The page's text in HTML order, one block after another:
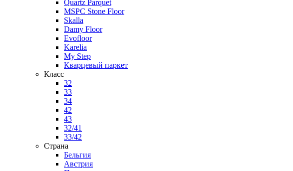
Quartz Parquet
MSPC Stone Floor
Skalla
Damy Floor
Evofloor
Karelia
My Step
Кварцевый паркет
Класс
32
33
34
42
43
32/41
33/42
Страна
Бельгия
Австрия